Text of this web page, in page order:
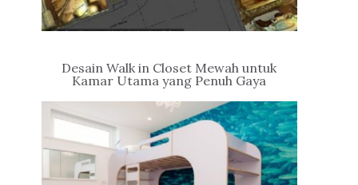
Desain Walk in Closet Mewah untuk
Kamar Utama yang Penuh Gaya